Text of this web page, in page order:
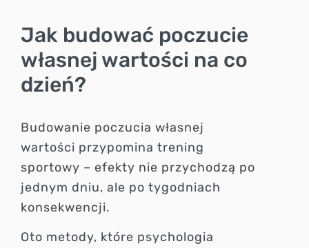
Jak budować poczucie
własnej wartości na co
dzień?
Budowanie poczucia własnej
wartości przypomina trening
sportowy – efekty nie przychodzą po
jednym dniu, ale po tygodniach
konsekwencji.
Oto metody, które psychologia